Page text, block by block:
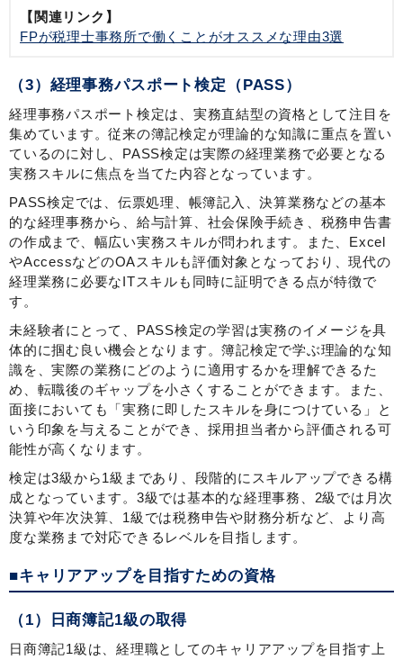
【関連リンク】
FPが税理士事務所で働くことがオススメな理由3選
（3）経理事務パスポート検定（PASS）
経理事務パスポート検定は、実務直結型の資格として注目を
集めています。従来の簿記検定が理論的な知識に重点を置い
ているのに対し、PASS検定は実際の経理業務で必要となる
実務スキルに焦点を当てた内容となっています。
PASS検定では、伝票処理、帳簿記入、決算業務などの基本
的な経理事務から、給与計算、社会保険手続き、税務申告書
の作成まで、幅広い実務スキルが問われます。また、Excel
やAccessなどのOAスキルも評価対象となっており、現代の
経理業務に必要なITスキルも同時に証明できる点が特徴で
す。
未経験者にとって、PASS検定の学習は実務のイメージを具
体的に掴む良い機会となります。簿記検定で学ぶ理論的な知
識を、実際の業務にどのように適用するかを理解できるた
め、転職後のギャップを小さくすることができます。また、
面接においても「実務に即したスキルを身につけている」と
いう印象を与えることができ、採用担当者から評価される可
能性が高くなります。
検定は3級から1級まであり、段階的にスキルアップできる構
成となっています。3級では基本的な経理事務、2級では月次
決算や年次決算、1級では税務申告や財務分析など、より高
度な業務まで対応できるレベルを目指します。
■キャリアアップを目指すための資格
（1）日商簿記1級の取得
日商簿記1級は、経理職としてのキャリアアップを目指す上